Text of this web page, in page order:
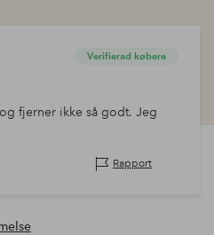
Verifierad købere
fjerner ikke så godt. Jeg
Rapport